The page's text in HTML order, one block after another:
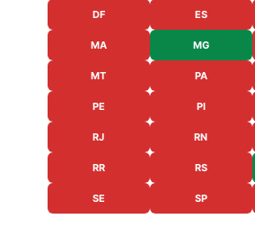
DF ES
MA MG
MT PA
PE PI
RJ RN
RR RS
SE SP